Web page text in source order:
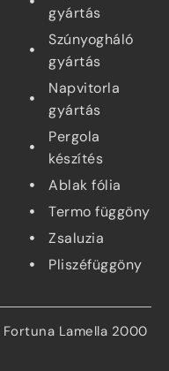
gyártás
Szúnyogháló
gyártás
Napvitorla
gyártás
Pergola
készítés
Ablak fólia
Termo függöny
Zsaluzia
Pliszéfüggöny
Fortuna Lamella 2000